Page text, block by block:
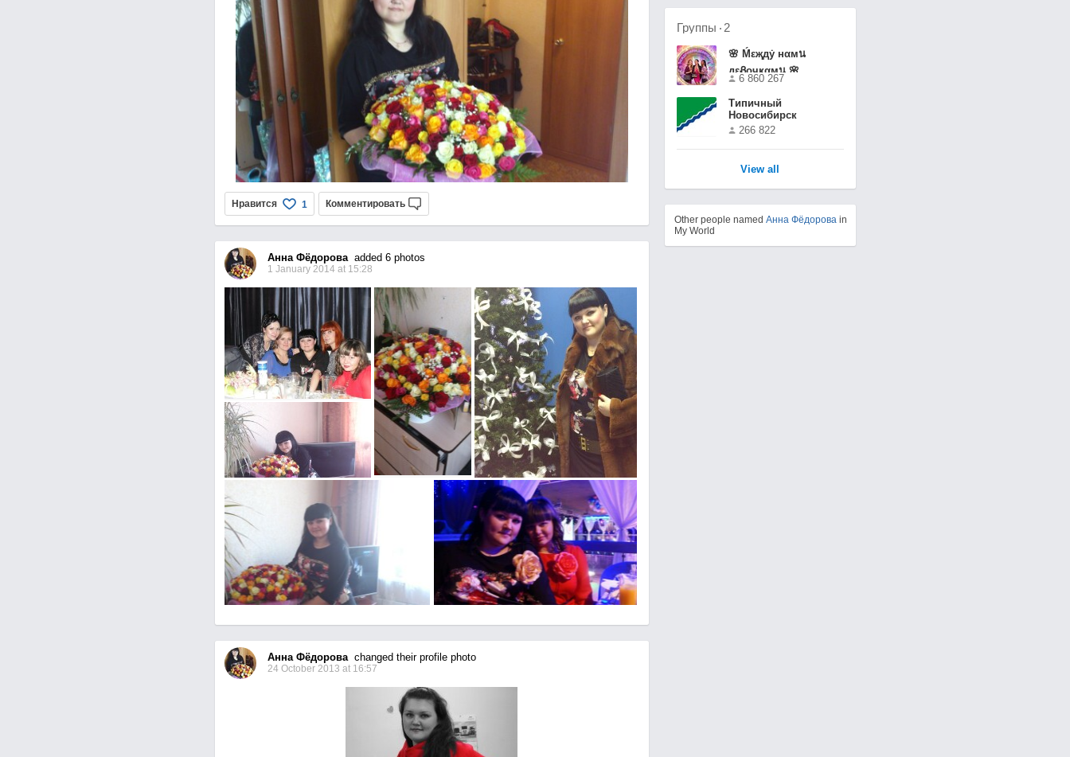
Нравится 1 Комментировать
Анна Фёдороваadded 6 photos
1 January 2014 at 15:28
Анна Фёдороваchanged their profile photo
24 October 2013 at 16:57
Группы 2
🌸 Ḿεҗдẏ нαмน
дεᏰочҝαмน 🌸
6 860 267
Типичный
Новосибирск
266 822
View all
Other people named Анна Фёдороваin
My World